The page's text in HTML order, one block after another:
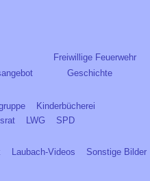
Freiwillige Feuerwehr
Geschichte
Kinderbücherei
LWG
SPD
Laubach-Videos
Sonstige Bilder